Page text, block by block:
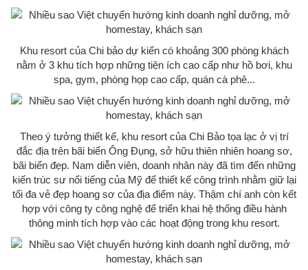
Khu resort của Chi bảo dự kiến có khoảng 300 phòng khách
nằm ở 3 khu tích hợp những tiện ích cao cấp như hồ bơi, khu
spa, gym, phòng họp cao cấp, quán cà phê...
Theo ý tưởng thiết kế, khu resort của Chi Bảo tọa lạc ở vị trí
đắc địa trên bãi biển Ông Đụng, sở hữu thiên nhiên hoang sơ,
bãi biển đẹp. Nam diễn viên, doanh nhân này đã tìm đến những
kiến trúc sư nổi tiếng của Mỹ để thiết kế công trình nhằm giữ lại
tối đa vẻ đẹp hoang sơ của địa điểm này. Thậm chí anh còn kết
hợp với công ty công nghệ để triển khai hệ thống điều hành
thông minh tích hợp vào các hoạt động trong khu resort.